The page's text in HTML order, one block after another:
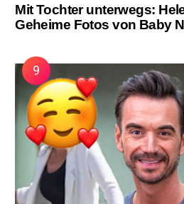
Mit Tochter unterwegs:
Geheime Fotos von Baby